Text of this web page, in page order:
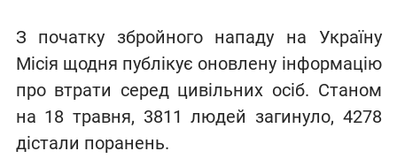
З початку збройного нападу на Україну
Місія щодня публікує оновлену інформацію
про втрати серед цивільних осіб. Станом
на 18 травня, 3811 людей загинуло, 4278
дістали поранень.